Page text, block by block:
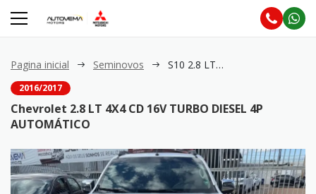
Pagina inicial Seminovos S10 2.8 LT 4X4 CD 16V TURBO DIESEL 4P AUTOMÁTICO
2016/2017
Chevrolet 2.8 LT 4X4 CD 16V TURBO DIESEL 4P
AUTOMÁTICO